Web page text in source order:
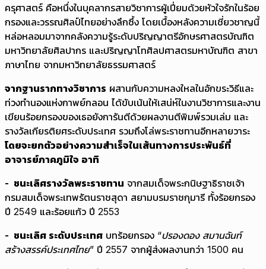
ครุศาสตร์ คือหนึ่งในบุคลากรสายวิชาการผู้เปี่ยมด้วยหัวใจรักในร้อย
กรองและวรรณศิลป์ไทยอย่างลึกซึ้ง โดยเบื้องหลังความเชี่ยวชาญนี้
หล่อหลอมมาจากคลังความรู้ระดับปริญญาตรีอักษรศาสตรบัณฑิต
มหาวิทยาลัยศิลปากร และปริญญาโทศิลปศาสตรมหาบัณฑิต สาขา
ภาษาไทย จากมหาวิทยาลัยธรรมศาสตร์
จากฐานรากทางวิชาการ ผสานกับความหลงใหลในอักขระวิธีและ
ท่วงทำนองแห่งกาพย์กลอน ได้ขับเน้นให้เสน่ห์ในงานวิชาการและงาน
เขียนร้อยกรองของเธอยังการันตีด้วยผลงานตีพิมพ์รวมเล่ม และ
รางวัลเกียรติยศระดับประเทศ รวมถึงโล่พระราชทานอีกหลายวาระ
โดยจะยกตัวอย่างความสำเร็จในเส้นทางการประพันธ์ที่
อาจารย์ภาคภูมิใจ อาทิ
- ชนะเลิศรางวัลพระราชทาน จากสมเด็จพระกนิษฐาธิราชเจ้า
กรมสมเด็จพระเทพรัตนราชสุดา สยามบรมราชกุมารี ทั้งร้อยกรอง
ปี 2549 และร้อยแก้ว ปี 2553
- ชนะเลิศ ระดับประเทศ บทร้อยกรอง “ปรองดอง สมานฉันท์
สร้างสรรค์ประเทศไทย” ปี 2557 จากผู้ส่งผลงานกว่า 1500 คน